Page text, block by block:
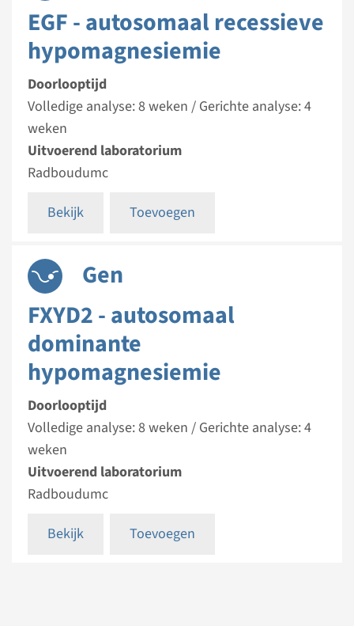
EGF - autosomaal recessieve
hypomagnesiemie
Doorlooptijd
Volledige analyse: 8 weken / Gerichte analyse: 4
weken
Uitvoerend laboratorium
Radboudumc
Bekijk
Toevoegen
Gen
FXYD2 - autosomaal
dominante
hypomagnesiemie
Doorlooptijd
Volledige analyse: 8 weken / Gerichte analyse: 4
weken
Uitvoerend laboratorium
Radboudumc
Bekijk
Toevoegen